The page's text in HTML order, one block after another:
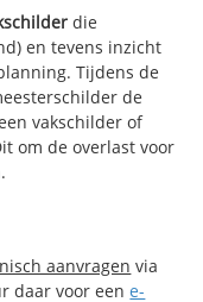
die
en tevens inzicht
Tijdens de
de
vakschilder of
om de overlast voor
aanvragen via
daar voor eene-